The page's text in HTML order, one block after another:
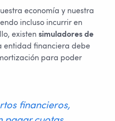
economía y nuestra
incluso incurrir en
existen simuladores de
entidad financiera debe
para poder
financieros,